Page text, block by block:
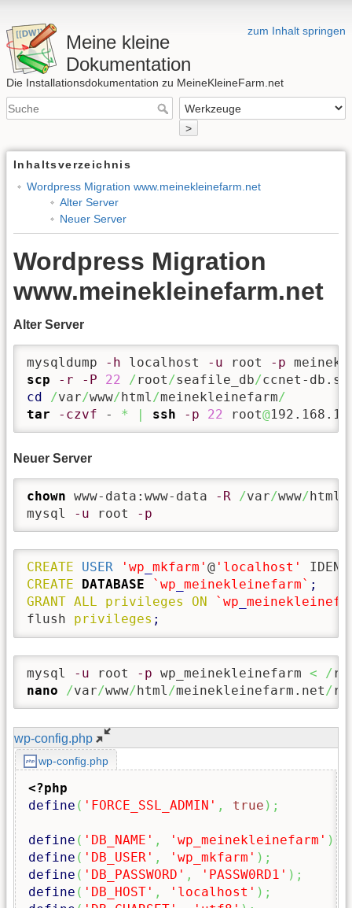
zum Inhalt springen
Meine kleine
Dokumentation
Die Installationsdokumentation zu MeineKleineFarm.net
>
Inhaltsverzeichnis
Wordpress Migration www.meinekleinefarm.net
Alter Server
Neuer Server
Wordpress Migration
www.meinekleinefarm.net
Alter Server
mysqldump -h localhost -u root -p
scp
-r -P 22 /root/seafile_db/ccnet-
cd
/var/www/html/meinekleinefarm/
tar
-czvf - * | ssh -p 22 root@
Neuer Server
chown www-data:www-data -R /var/www/html
mysql
-u root -p
CREATE USER 'wp mkfarm' @ 'localhost'
CREATE
DATABASE `wp meinekleinefarm` ;
GRANT ALL privileges ON `wp
flush privileges ;
mysql -u root -p wp_meinekleinefarm < /
nano
/var/www/ html/meinekleinefarm.net/
wp-config.php
wp-config.php
<?php
define ( 'FORCE_SSL_ADMIN' , true ) ;
define ( 'DB_NAME' , 'wp_meinekleinefarm' ) ;
define ( 'DB_USER' , 'wp_mkfarm' ) ;
define ( 'DB_PASSWORD' , 'PASSW0RD1' ) ;
define ( 'DB_HOST' , 'localhost' ) ;